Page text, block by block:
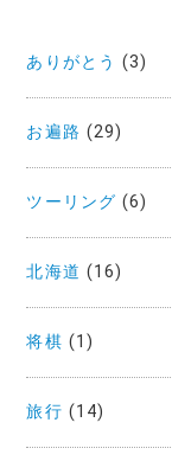
ありがとう (3)
お遍路 (29)
ツーリング (6)
北海道 (16)
将棋 (1)
旅行 (14)